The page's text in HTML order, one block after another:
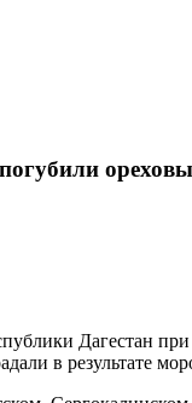
Дагестан
в результате